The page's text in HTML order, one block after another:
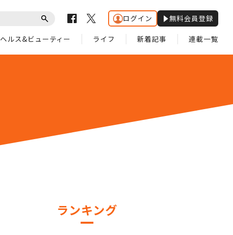
ログイン 無料会員登録
ヘルス&ビューティー ライフ 新着記事 連載一覧
ランキング